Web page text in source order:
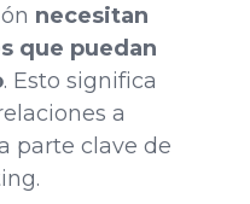
necesitan
que puedan
. Esto significa
a
parte clave de